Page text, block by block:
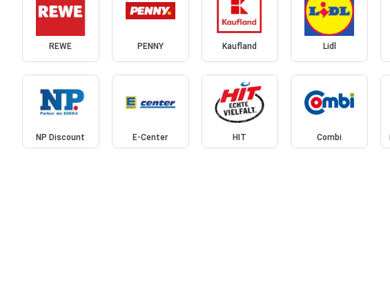
REWE PENNY Kaufland Lidl
NP Discount E-Center HIT Combi